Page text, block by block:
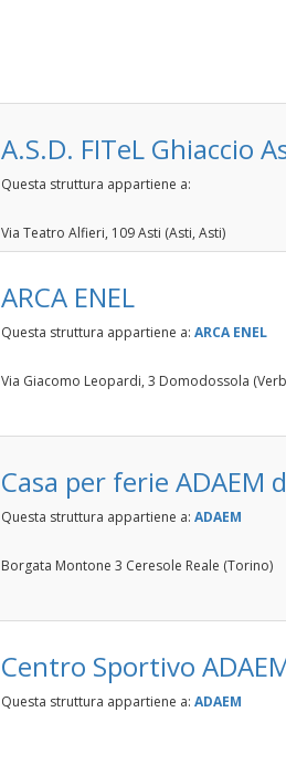
A.S.D. FITeL Ghiaccio
Questa struttura appartiene a:
Via Teatro Alfieri, 109 Asti (Asti, Asti)
ARCA ENEL
Questa struttura appartiene a: ARCA ENEL
Via Giacomo Leopardi, 3 Domodossola
Casa per ferie ADAEM
Questa struttura appartiene a: ADAEM
Borgata Montone 3 Ceresole Reale (Torino)
Centro Sportivo
Questa struttura appartiene a: ADAEM